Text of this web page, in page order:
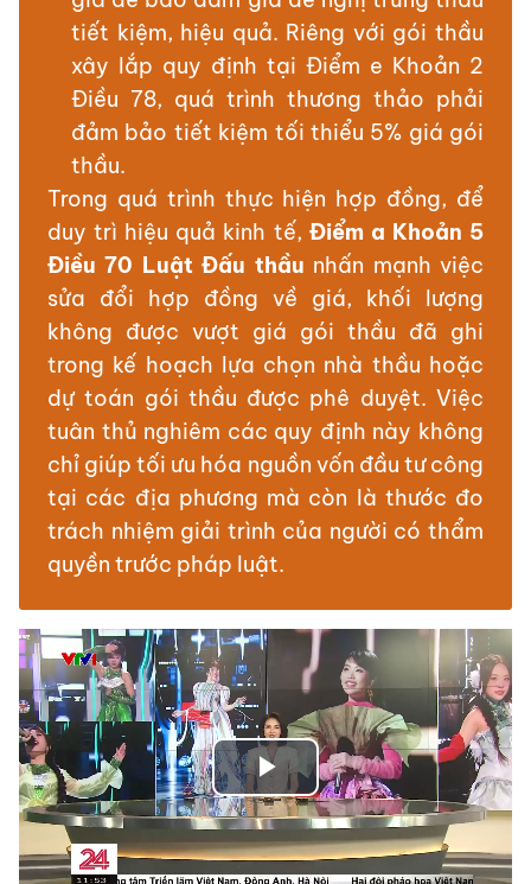
tiết kiệm, hiệu quả. Riêng với gói thầu
xây lắp quy định tại Điểm e Khoản 2
Điều 78, quá trình thương thảo phải
đảm bảo tiết kiệm tối thiểu 5% giá gói
thầu.
Trong quá trình thực hiện hợp đồng, để
duy trì hiệu quả kinh tế, Điểm a Khoản 5
Điều 70 Luật Đấu thầu nhấn mạnh việc
sửa đổi hợp đồng về giá, khối lượng
không được vượt giá gói thầu đã ghi
trong kế hoạch lựa chọn nhà thầu hoặc
dự toán gói thầu được phê duyệt. Việc
tuân thủ nghiêm các quy định này không
chỉ giúp tối ưu hóa nguồn vốn đầu tư công
tại các địa phương mà còn là thước đo
trách nhiệm giải trình của người có thẩm
quyền trước pháp luật.
Play
Video